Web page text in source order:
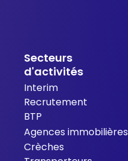
Secteurs
d'activités
Interim
Recrutement
BTP
Agences immobilières
Crèches